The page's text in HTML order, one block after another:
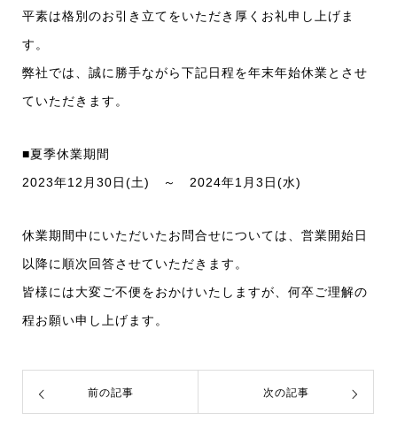
平素は格別のお引き立てをいただき厚くお礼申し上げま
す。
弊社では、誠に勝手ながら下記日程を年末年始休業とさせ
ていただきます。
■夏季休業期間
2023年12月30日(土) ～ 2024年1月3日(水)
休業期間中にいただいたお問合せについては、営業開始日
以降に順次回答させていただきます。
皆様には大変ご不便をおかけいたしますが、何卒ご理解の
程お願い申し上げます。
前の記事 次の記事